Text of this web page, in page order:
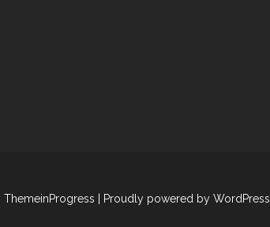
ThemeinProgress | Proudly powered by WordPress